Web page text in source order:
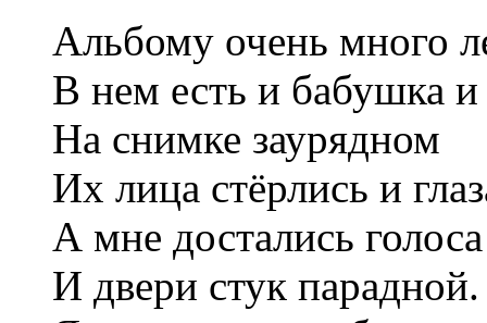
Альбому очень много
В нем есть и бабушка и
На снимке заурядном
Иx лица стёрлись и
А мне достались голоса
И двери стук парадной.